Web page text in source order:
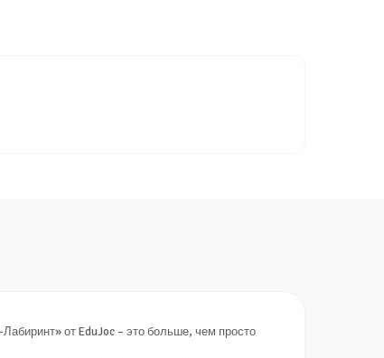
от EduJoc – это больше, чем просто